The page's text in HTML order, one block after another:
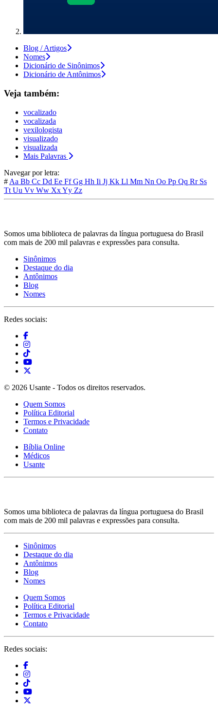
Blog / Artigos
Nomes
Dicionário de Sinônimos
Dicionário de Antônimos
Veja também:
vocalizado
vocalizada
vexilologista
visualizado
visualizada
Mais Palavras
Navegar por letra:
# Aa Bb Cc Dd Ee FfGg Hh Ii Jj Kk Ll Mm Nn Oo Pp Qq Rr Ss
Tt Uu Vv Ww XxYy Zz
Somos uma biblioteca de palavras da língua portuguesa do Brasil
com mais de 200 mil palavras e expressões para consulta.
Sinônimos
Destaque do dia
Antônimos
Blog
Nomes
Redes sociais:
© 2026 Usante - Todos os direitos reservados.
Quem Somos
Política Editorial
Termos e Privacidade
Contato
Bíblia Online
Médicos
Usante
Somos uma biblioteca de palavras da língua portuguesa do Brasil
com mais de 200 mil palavras e expressões para consulta.
Sinônimos
Destaque do dia
Antônimos
Blog
Nomes
Quem Somos
Política Editorial
Termos e Privacidade
Contato
Redes sociais: